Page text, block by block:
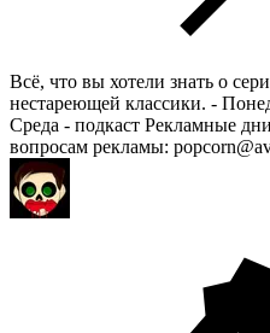
Всё, что вы хотели знать о
нестареющей классики. -
Среда - подкаст Рекламные
вопросам рекламы: